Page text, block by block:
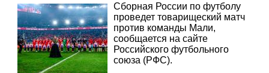
Сборная России по футболу
проведет товарищеский матч
против команды Мали,
сообщается на сайте
Российского футбольного
союза (РФС).